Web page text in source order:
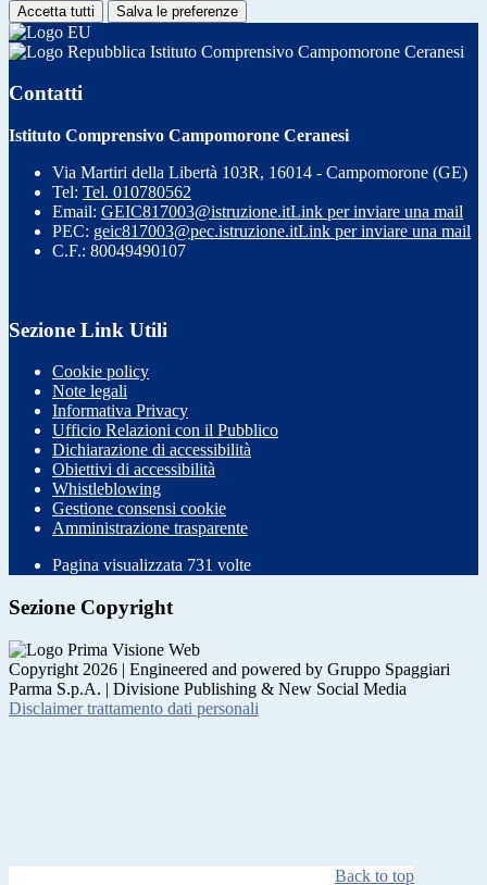
Accetta tutti Salva le preferenze
Istituto Comprensivo Campomorone Ceranesi
Contatti
Istituto Comprensivo Campomorone Ceranesi
Via Martiri della Libertà 103R, 16014 - Campomorone (GE)
Tel: Tel. 010780562
Email: GEIC817003@istruzione.itLink per inviare una mail
PEC: geic817003@pec.istruzione.itLink per inviare una mail
C.F.: 80049490107
Sezione Link Utili
Cookie policy
Note legali
Informativa Privacy
Ufficio Relazioni con il Pubblico
Dichiarazione di accessibilità
Obiettivi di accessibilità
Whistleblowing
Gestione consensi cookie
Amministrazione trasparente
Pagina visualizzata 731 volte
Sezione Copyright
Copyright 2026 | Engineered and powered by Gruppo Spaggiari
Parma S.p.A. | Divisione Publishing & New Social Media
Disclaimer trattamento dati personali
Back to top